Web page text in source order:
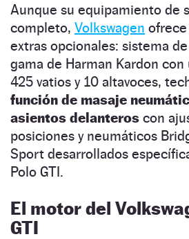
Aunque su equipamiento de
completo, Volkswagen
extras opcionales: sistema
gama de Harman Kardon
425 vatios y 10 altavoces,
función de masaje
asientos delanteros con
posiciones y neumáticos
Sport desarrollados
Polo GTI.
El motor del
GTI